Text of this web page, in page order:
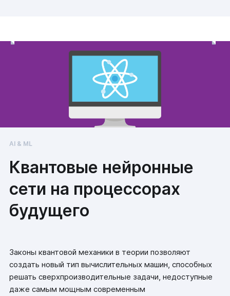
AI & ML
Квантовые нейронные
сети на процессорах
будущего
Законы квантовой механики в теории позволяют
создать новый тип вычислительных машин, способных
решать сверхпроизводительные задачи, недоступные
даже самым мощным современным